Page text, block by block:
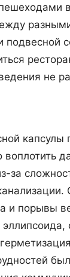
подвесной
не
капсулы
воплотить
за
и порывы